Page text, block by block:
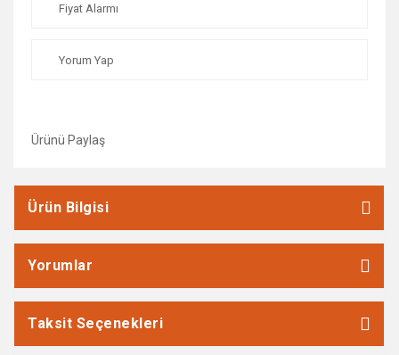
Fiyat Alarmı
Yorum Yap
Ürünü Paylaş
Ürün Bilgisi
Yorumlar
Taksit Seçenekleri